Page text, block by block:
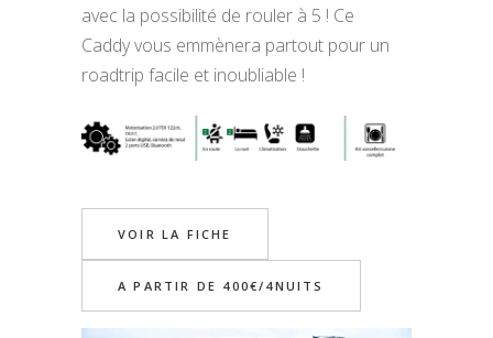
avec la possibilité de rouler à 5 ! Ce
Caddy vous emmènera partout pour un
roadtrip facile et inoubliable !
VOIR LA FICHE
A PARTIR DE 400€/4NUITS